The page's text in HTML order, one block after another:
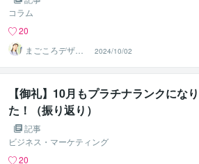
コラム
20
まごころデザイ
ン
2024/10/02
【御礼】10月もプラチナランクにな
た！（振り返り）
記事
ビジネス・マーケティング
20